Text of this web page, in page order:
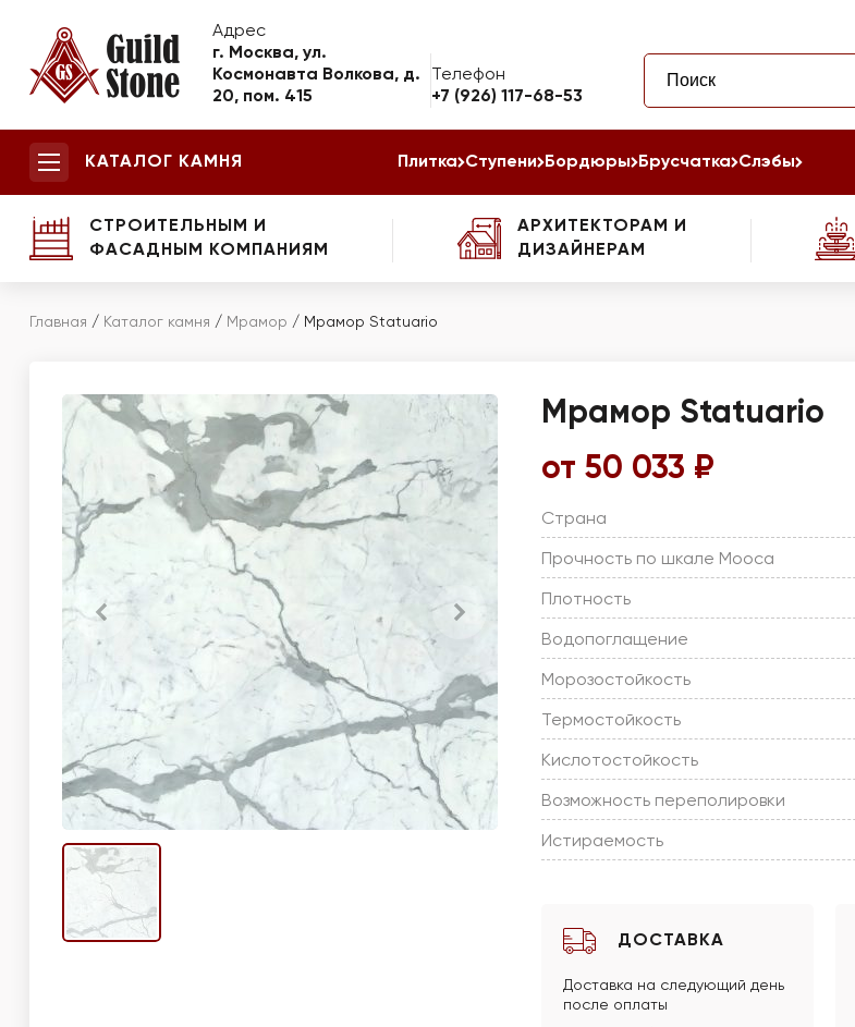
Адрес
г. Москва, ул.
Космонавта Волкова, д.
20, пом. 415
Телефон
+7 (926) 117-68-53
КАТАЛОГ КАМНЯ Плитка Ступени Бордюры Брусчатка Слэбы
СТРОИТЕЛЬНЫМ И
ФАСАДНЫМ КОМПАНИЯМ
АРХИТЕКТОРАМ И
ДИЗАЙНЕРАМ
Главная / Каталог камня / Мрамор / Мрамор Statuario
Мрамор Statuario
от 50 033 ₽
Страна
Прочность по шкале Мооса
Плотность
Водопоглащение
Морозостойкость
Термостойкость
Кислотостойкость
Возможность переполировки
Истираемость
ДОСТАВКА
Доставка на следующий день
после оплаты